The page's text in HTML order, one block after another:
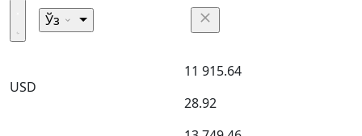
Ўз
USD
11 915.64
28.92